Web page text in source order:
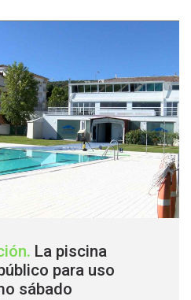
. La piscina
para uso
sábado